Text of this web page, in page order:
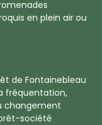
en plein air ou
de Fontainebleau
fréquentation,
changement
société